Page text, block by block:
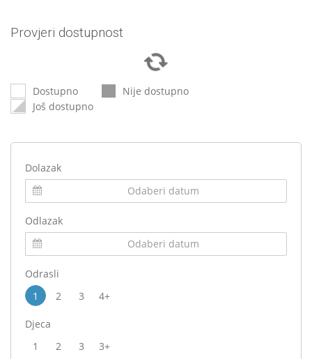
Provjeri dostupnost
Dostupno
Nije dostupno
Još dostupno
Dolazak
Odlazak
Odrasli
1
2 3 4+
Djeca
1
2 3 3+